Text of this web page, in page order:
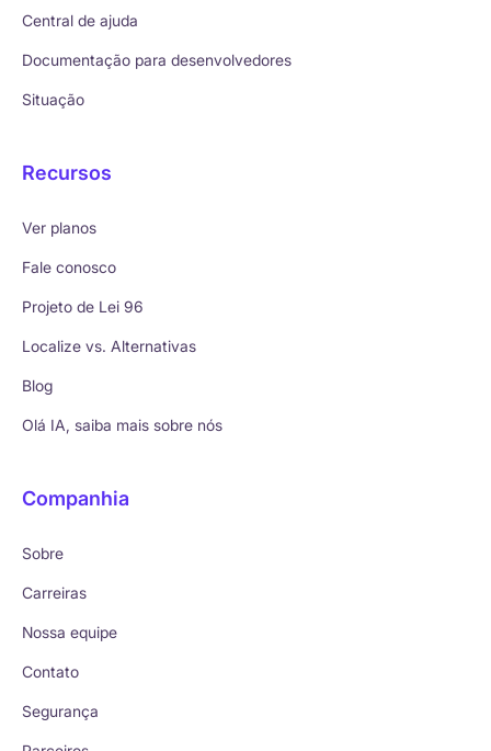
Central de ajuda
Documentação para desenvolvedores
Situação
Recursos
Ver planos
Fale conosco
Projeto de Lei 96
Localize vs. Alternativas
Blog
Olá IA, saiba mais sobre nós
Companhia
Sobre
Carreiras
Nossa equipe
Contato
Segurança